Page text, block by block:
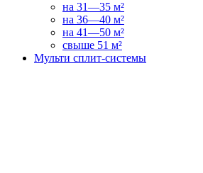
на 31—35 м²
на 36—40 м²
на 41—50 м²
свыше 51 м²
Мульти сплит-системы